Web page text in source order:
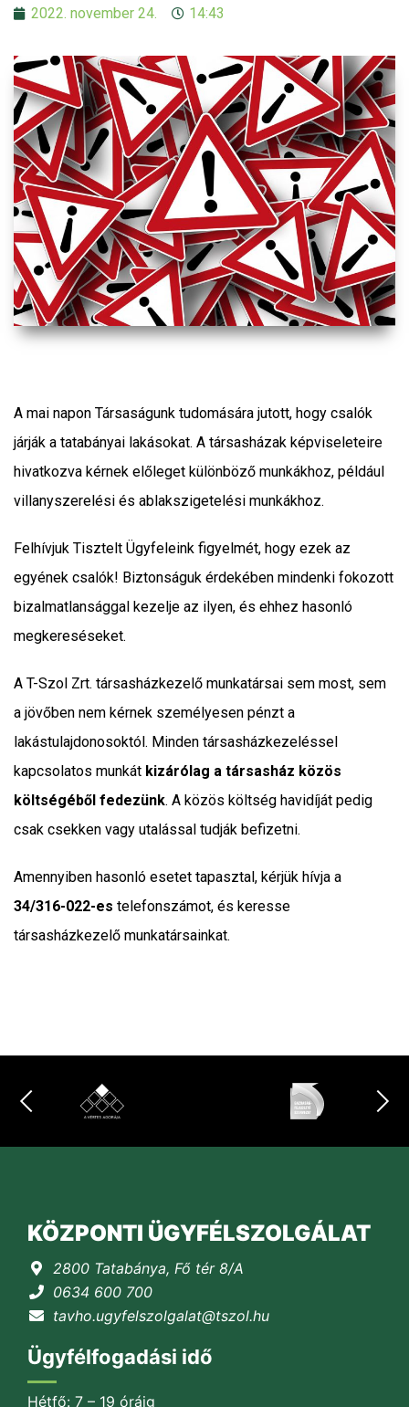
2022. november 24. 14:43
A mai napon Társaságunk tudomására jutott, hogy csalók
járják a tatabányai lakásokat. A társasházak képviseleteire
hivatkozva kérnek előleget különböző munkákhoz, például
villanyszerelési és ablakszigetelési munkákhoz.
Felhívjuk Tisztelt Ügyfeleink figyelmét, hogy ezek az
egyének csalók! Biztonságuk érdekében mindenki fokozott
bizalmatlansággal kezelje az ilyen, és ehhez hasonló
megkereséseket.
A T-Szol Zrt. társasházkezelő munkatársai sem most, sem
a jövőben nem kérnek személyesen pénzt a
lakástulajdonosoktól. Minden társasházkezeléssel
kapcsolatos munkát kizárólag a társasház közös
költségéből fedezünk. A közös költség havidíját pedig
csak csekken vagy utalással tudják befizetni.
Amennyiben hasonló esetet tapasztal, kérjük hívja a
34/316-022-es telefonszámot, és keresse
társasházkezelő munkatársainkat.
KÖZPONTI ÜGYFÉLSZOLGÁLAT
2800 Tatabánya, Fő tér 8/A
0634 600 700
tavho.ugyfelszolgalat@tszol.hu
Ügyfélfogadási idő
Hétfő: 7 – 19 óráig